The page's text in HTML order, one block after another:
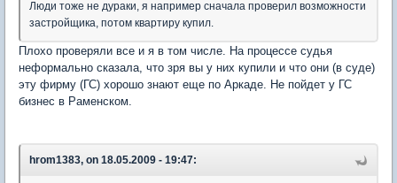
Люди тоже не дураки, я например сначала проверил возможности
застройщика, потом квартиру купил.
Плохо проверяли все и я в том числе. На процессе судья
неформально сказала, что зря вы у них купили и что они (в суде)
эту фирму (ГС) хорошо знают еще по Аркаде. Не пойдет у ГС
бизнес в Раменском.
hrom1383, on 18.05.2009 - 19:47: